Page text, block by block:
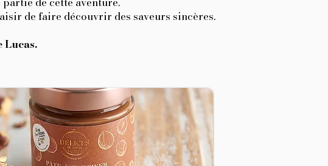
de faire découvrir des saveurs sincères.
Lucas.